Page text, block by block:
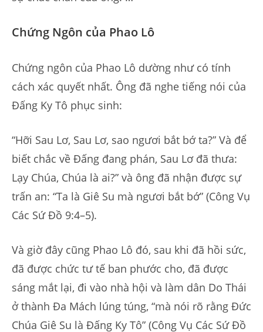
Chứng Ngôn của Phao Lô
Chứng ngôn của Phao Lô dường như có tính
cách xác quyết nhất. Ông đã nghe tiếng nói của
Đấng Ky Tô phục sinh:
“Hỡi Sau Lơ, Sau Lơ, sao ngươi bắt bớ ta?” Và để
biết chắc về Đấng đang phán, Sau Lơ đã thưa:
Lạy Chúa, Chúa là ai?” và ông đã nhận được sự
trấn an: “Ta là Giê Su mà ngươi bắt bớ” (Công Vụ
Các Sứ Đồ 9:4–5).
Và giờ đây cũng Phao Lô đó, sau khi đã hồi sức,
đã được chức tư tế ban phước cho, đã được
sáng mắt lại, đi vào nhà hội và làm dân Do Thái
ở thành Đa Mách lúng túng, “mà nói rõ rằng Đức
Chúa Giê Su là Đấng Ky Tô” (Công Vụ Các Sứ Đồ